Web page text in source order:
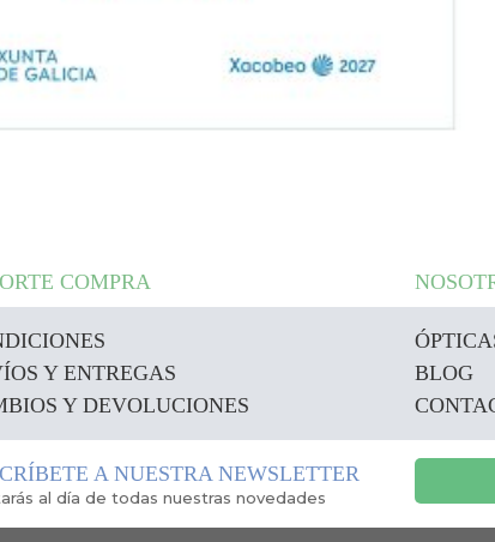
COMPRA
Y ENTREGAS
Y DEVOLUCIONES
BLOG
A NUESTRA NEWSLETTER
al día de todas nuestras novedades